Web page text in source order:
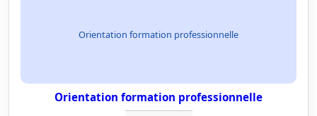
Orientation formation professionnelle
Orientation formation professionnelle